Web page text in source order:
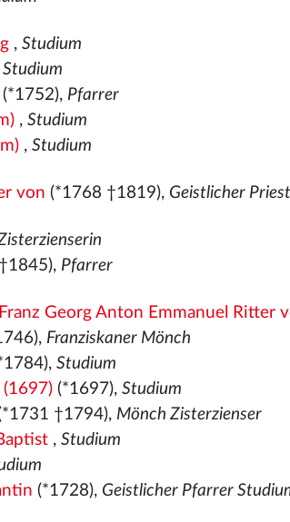
,Studium
Studium
(*1752), Pfarrer
,Studium
,Studium
von (*1768 †1819), Geistlicher
Pfarrer
Georg Anton Emmanuel Ritter
Franziskaner Mönch
Studium
(1697) (*1697),Studium
†1794), Mönch Zisterzienser
,Studium
(*1728), Geistlicher Pfarrer